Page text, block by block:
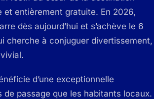
entièrement gratuite. En 2026,
dès aujourd’hui et s’achève le 6
cherche à conjuguer divertissement,
d’une exceptionnelle
passage que les habitants locaux.